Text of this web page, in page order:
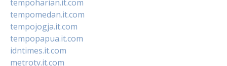
tempoharian.it.com
tempomedan.it.com
tempojogja.it.com
tempopapua.it.com
idntimes.it.com
metrotv.it.com